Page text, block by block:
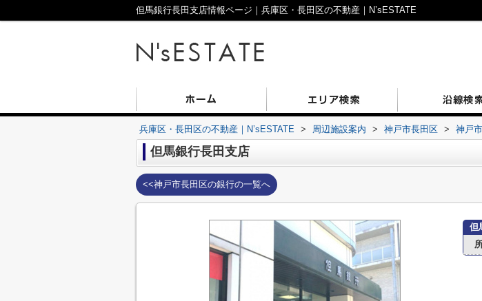
但馬銀行長田支店情報ページ｜兵庫区・長田区の不動産｜N’sESTATE
兵庫区・長田区の不動産｜N’sESTATE > 周辺施設案内 > 神戸市長田区 > 神戸
但馬銀行長田支店
<<神戸市長田区の銀行の一覧へ
但